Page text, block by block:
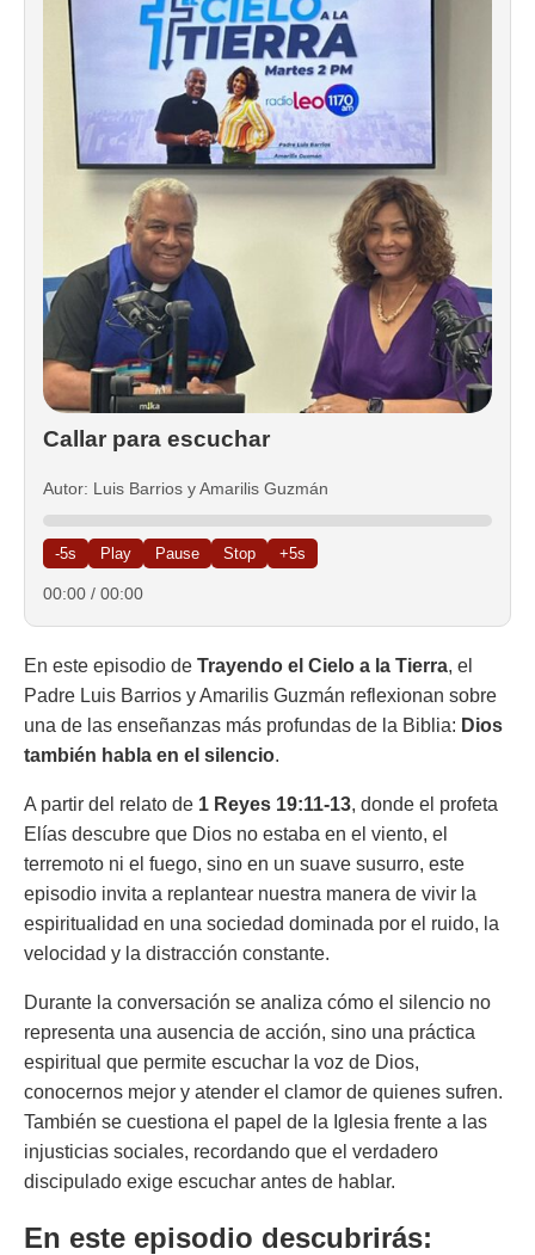
Callar para escuchar
Autor: Luis Barrios y Amarilis Guzmán
-5s Play Pause Stop +5s
00:00 / 00:00
En este episodio de Trayendo el Cielo a la Tierra, el
Padre Luis Barrios y Amarilis Guzmán reflexionan sobre
una de las enseñanzas más profundas de la Biblia: Dios
también habla en el silencio.
A partir del relato de 1 Reyes 19:11-13, donde el profeta
Elías descubre que Dios no estaba en el viento, el
terremoto ni el fuego, sino en un suave susurro, este
episodio invita a replantear nuestra manera de vivir la
espiritualidad en una sociedad dominada por el ruido, la
velocidad y la distracción constante.
Durante la conversación se analiza cómo el silencio no
representa una ausencia de acción, sino una práctica
espiritual que permite escuchar la voz de Dios,
conocernos mejor y atender el clamor de quienes sufren.
También se cuestiona el papel de la Iglesia frente a las
injusticias sociales, recordando que el verdadero
discipulado exige escuchar antes de hablar.
En este episodio descubrirás: